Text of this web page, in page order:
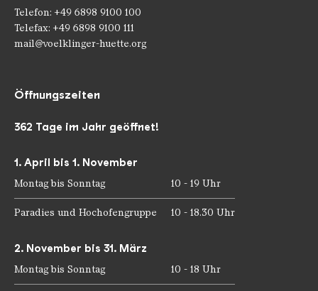
Telefon: +49 6898 9100 100
Telefax: +49 6898 9100 111
mail@voelklinger-huette.org
Öffnungszeiten
362 Tage im Jahr geöffnet!
1. April bis 1. November
Montag bis Sonntag 10 - 19 Uhr
Paradies und Hochofengruppe 10 - 18.30 Uhr
2. November bis 31. März
Montag bis Sonntag 10 - 18 Uhr